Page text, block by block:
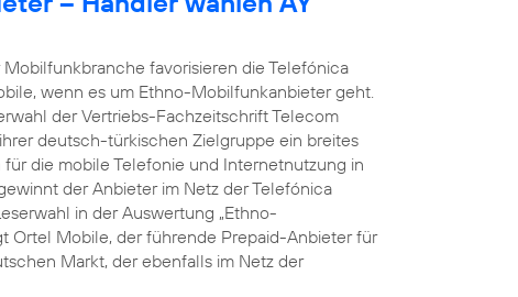
favorisieren die Telefónica
wenn es um Ethno-Mobilfunkanbieter geht.
der Vertriebs-Fachzeitschrift Telecom
deutsch-türkischen Zielgruppe ein breites
die mobile Telefonie und Internetnutzung in
der Anbieter im Netz der Telefónica
in der Auswertung „Ethno-
Ortel Mobile, der führende Prepaid-Anbieter für
Markt, der ebenfalls im Netz der